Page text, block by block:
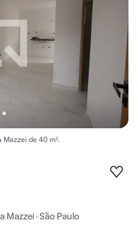
de 40 m².
Mazzei · São Paulo